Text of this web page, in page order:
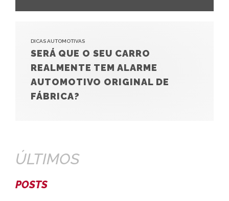
DICAS AUTOMOTIVAS
SERÁ QUE O SEU CARRO
REALMENTE TEM ALARME
AUTOMOTIVO ORIGINAL DE
FÁBRICA?
ÚLTIMOS
POSTS